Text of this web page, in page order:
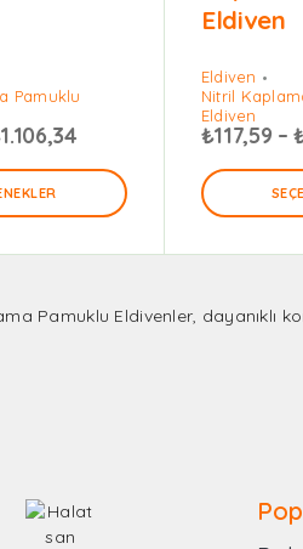
Pamuklu
1.106,34
Eldiven
Eldiven
Nitril
Eldiven
₺117,59 –
Pamuklu Eldivenler, dayanıklı